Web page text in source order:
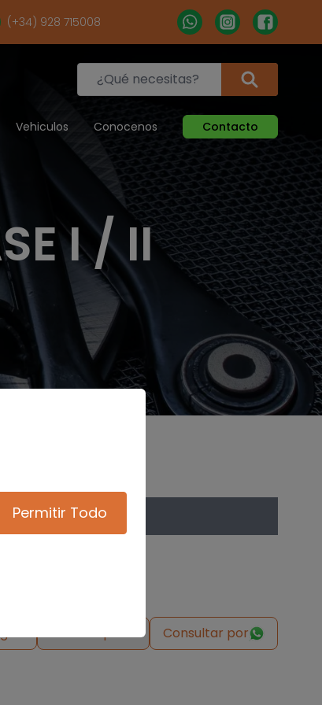
(+34) 928 715008
Vehiculos Conocenos Contacto
I / II
Solicitar pieza Consultar por
Permitir Todo